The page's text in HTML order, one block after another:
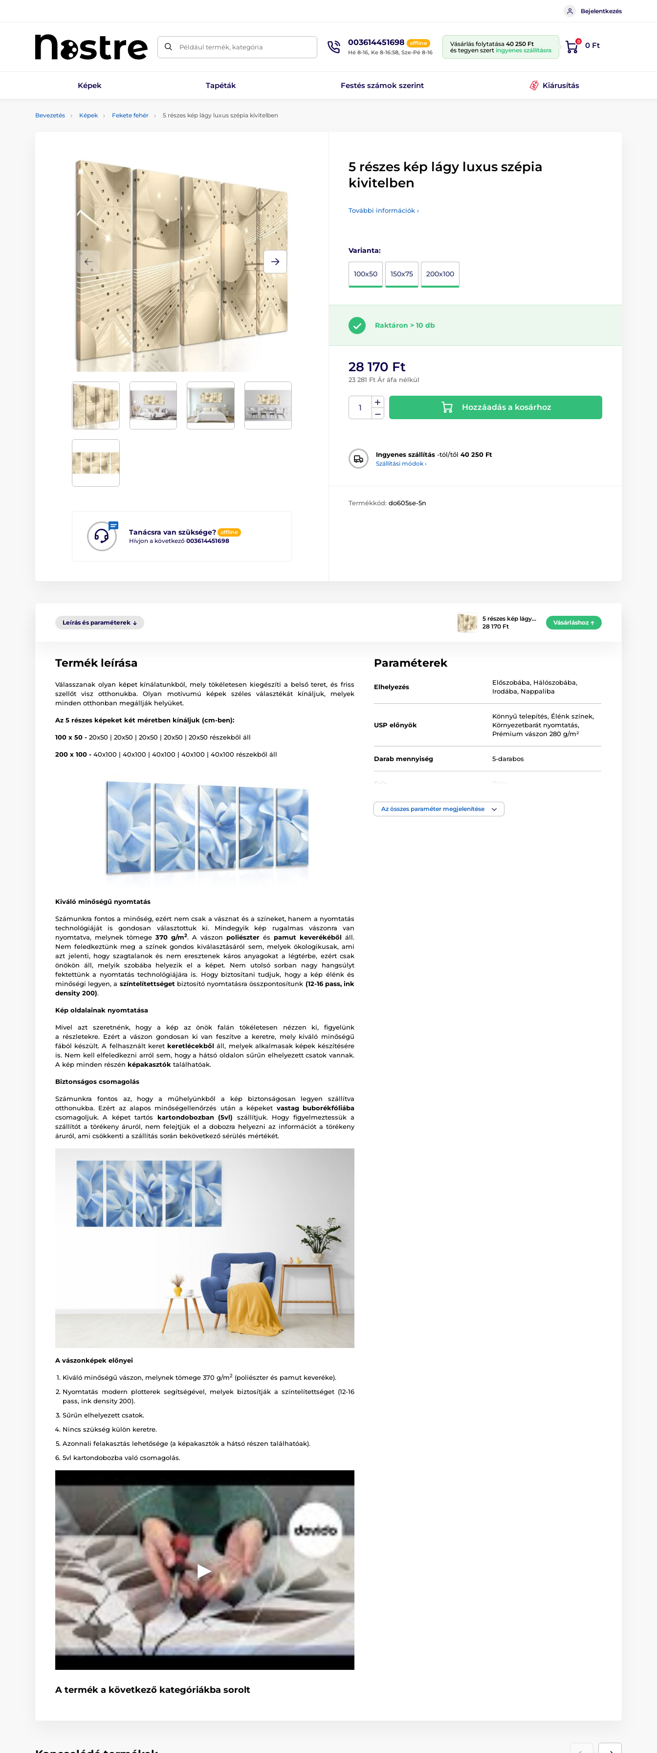
Bejelentkezés
Például termék, kategória 003614451698
offline
Hé 8-16, Ke 8-16:58, Sze-Pé 8-16
Vásárlás folytatása 40 250 Ft
és tegyen szert ingyenes szállításra
0 0 Ft
Képek Tapéták Festés számok szerint Kiárusítás
Bevezetés Képek Fekete fehér 5 részes kép lágy luxus szépia kivitelben
Tanácsra van szüksége? offline
Hívjon a következő 003614451698
5 részes kép lágy luxus szépia
kivitelben
További információk ›
Varianta:
100x50 150x75 200x100
Raktáron > 10 db
28 170 Ft
23 281 Ft Ár áfa nélkül
Hozzáadás a kosárhoz
Ingyenes szállítás -tól/től 40 250 Ft
Szállítási módok ›
Termékkód: do605se-5n
Leírás és paraméterek
5 részes kép lágy…
28 170 Ft
Vásárláshoz
Termék leírása
Válasszanak olyan képet kínálatunkból, mely tökéletesen kiegészíti a belső teret, és friss
szellőt visz otthonukba. Olyan motívumú képek széles választékát kínáljuk, melyek
minden otthonban megállják helyüket.
Az 5 részes képeket két méretben kínáljuk (cm-ben):
100 x 50 - 20x50 | 20x50 | 20x50 | 20x50 | 20x50 részekből áll
200 x 100 - 40x100 | 40x100 | 40x100 | 40x100 | 40x100 részekből áll
Kiváló minőségű nyomtatás
Számunkra fontos a minőség, ezért nem csak a vásznat és a színeket, hanem a nyomtatás
technológiáját is gondosan választottuk ki. Mindegyik kép rugalmas vászonra van
nyomtatva, melynek tömege370 g/m2. A vászon poliészter és pamut keverékéből áll.
Nem feledkeztünk meg a színek gondos kiválasztásáról sem, melyek ökologikusak, ami
azt jelenti, hogy szagtalanok és nem eresztenek káros anyagokat a légtérbe, ezért csak
önökön áll, melyik szobába helyezik el a képet. Nem utolsó sorban nagy hangsúlyt
fektettünk a nyomtatás technológiájára is. Hogy biztosítani tudjuk, hogy a kép élénk és
minőségi legyen, a színtelítettséget biztosító nyomtatásra összpontosítunk (12-16 pass, ink
density 200).
Kép oldalainak nyomtatása
Mivel azt szeretnénk, hogy a kép az önök falán tökéletesen nézzen ki, figyelünk
a részletekre. Ezért a vászon gondosan ki van feszítve a keretre, mely kiváló minőségű
fából készült. A felhasznált keret keretlécekből áll, melyek alkalmasak képek készítésére
is. Nem kell elfeledkezni arról sem, hogy a hátsó oldalon sűrűn elhelyezett csatok vannak.
A kép minden részén képakasztók találhatóak.
Biztonságos csomagolás
Számunkra fontos az, hogy a műhelyünkből a kép biztonságosan legyen szállítva
otthonukba. Ezért az alapos minőségellenőrzés után a képeket vastag buborékfóliába
csomagoljuk. A képet tartós kartondobozban (5vl) szállítjuk. Hogy figyelmeztessük a
szállítót a törékeny áruról, nem felejtjük el a dobozra helyezni az információt a törékeny
áruról, ami csökkenti a szállítás során bekövetkező sérülés mértékét.
A vászonképek előnyei
Kiváló minőségű vászon, melynek tömege 370 g/m2 (poliészter és pamut keveréke).
Nyomtatás modern plotterek segítségével, melyek biztosítják a színtelítettséget (12-16
pass, ink density 200).
Sűrűn elhelyezett csatok.
Nincs szükség külön keretre.
Azonnali felakasztás lehetősége (a képakasztók a hátsó részen találhatóak).
5vl kartondobozba való csomagolás.
A termék a következő kategóriákba sorolt
Paraméterek
Elhelyezés
Előszobába, Hálószobába,
Irodába, Nappaliba
USP előnyök
Könnyű telepítés, Élénk színek,
Környezetbarát nyomtatás,
Prémium vászon 280 g/m²
Darab mennyiség 5-darabos
Szín Bézs
Kép technológia
Egyenes
Nyomtatott
Az összes paraméter megjelenítése